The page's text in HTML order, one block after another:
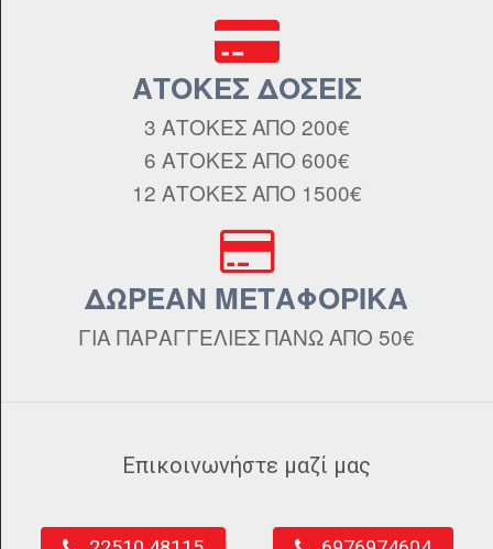
ΑΤΟΚΕΣ ΔΟΣΕΙΣ
3 ΑΤΟΚΕΣ ΑΠΟ 200€
6 ΑΤΟΚΕΣ ΑΠΟ 600€
12 ΑΤΟΚΕΣ ΑΠΟ 1500€
ΔΩΡΕΑΝ ΜΕΤΑΦΟΡΙΚΑ
ΓΙΑ ΠΑΡΑΓΓΕΛΙΕΣ ΠΑΝΩ ΑΠΟ 50€
Επικοινωνήστε μαζί μας